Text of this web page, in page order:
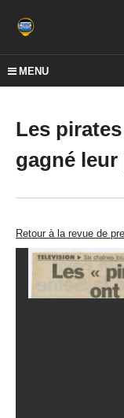
MENU
Les
gagné leur
Retour à la revue de